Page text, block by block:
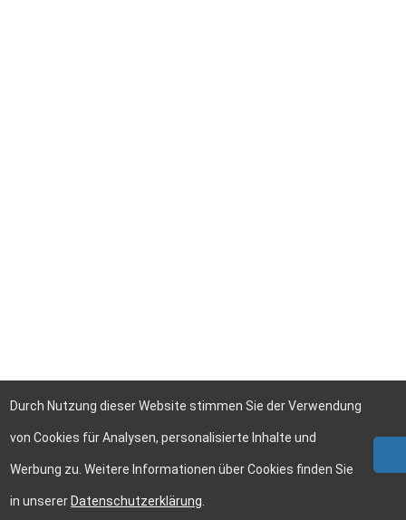
Durch Nutzung dieser Website stimmen Sie der Verwendung
von Cookies für Analysen, personalisierte Inhalte und
Werbung zu. Weitere Informationen über Cookies finden Sie
in unserer Datenschutzerklärung